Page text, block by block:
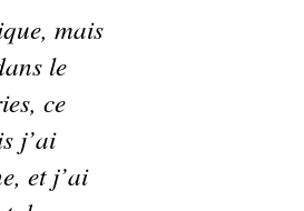
mais
le
ce
j’ai
et j’ai